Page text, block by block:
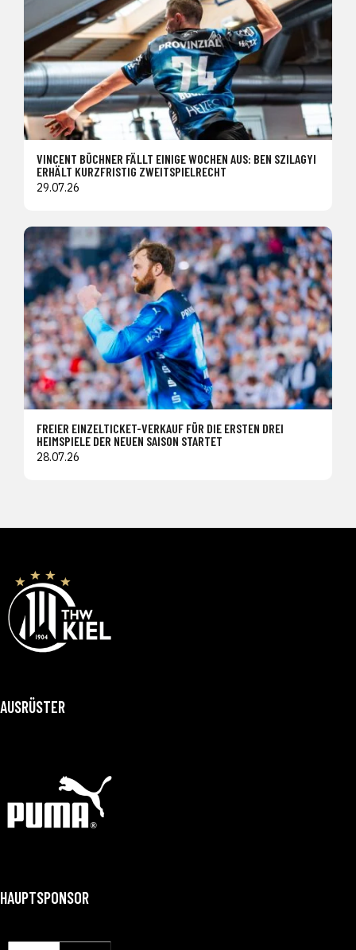
VINCENT BÜCHNER FÄLLT EINIGE WOCHEN AUS: BEN SZILAGYI
ERHÄLT KURZFRISTIG ZWEITSPIELRECHT
29.07.26
FREIER EINZELTICKET-VERKAUF FÜR DIE ERSTEN DREI
HEIMSPIELE DER NEUEN SAISON STARTET
28.07.26
AUSRÜSTER
HAUPTSPONSOR